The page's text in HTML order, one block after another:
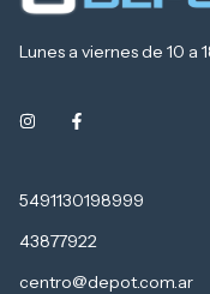
Lunes a viernes de 10 a
5491130198999
43877922
centro@depot.com.ar